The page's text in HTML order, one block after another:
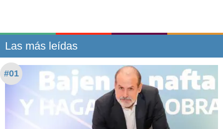
Las más leídas
#01